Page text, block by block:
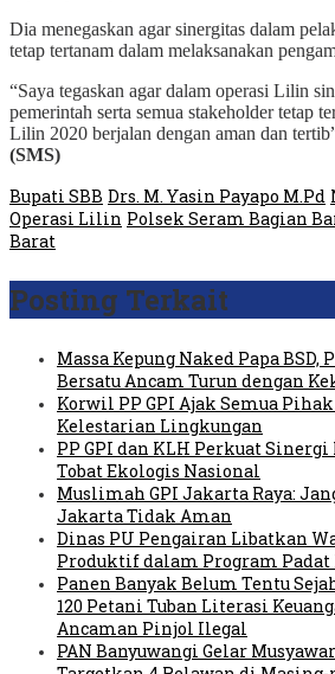
Dia menegaskan agar sinergitas dalam
tetap tertanam dalam melaksanakan
“Saya tegaskan agar dalam operasi Lilin
pemerintah serta semua stakeholder tetap
Lilin 2020 berjalan dengan aman dan
(SMS)
Bupati SBB Drs. M. Yasin Payapo M.Pd
Operasi Lilin Polsek Seram Bagian
Barat
Posting Terkait
Massa Kepung Naked Papa BSD,
Bersatu Ancam Turun dengan
Korwil PP GPI Ajak Semua
Kelestarian Lingkungan
PP GPI dan KLH Perkuat
Tobat Ekologis Nasional
Muslimah GPI Jakarta Raya:
Jakarta Tidak Aman
Dinas PU Pengairan Libatkan
Produktif dalam Program Padat
Panen Banyak Belum Tentu
120 Petani Tuban Literasi
Ancaman Pinjol Ilegal
PAN Banyuwangi Gelar